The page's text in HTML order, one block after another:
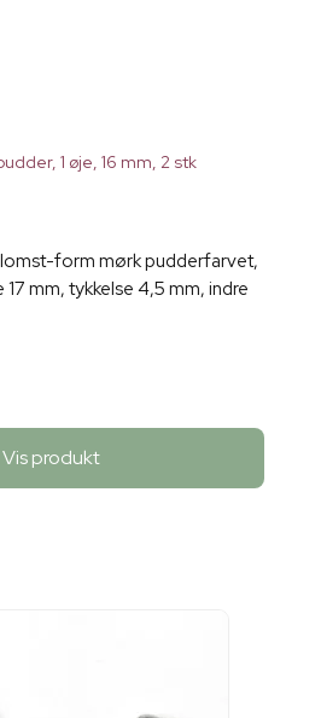
1 øje, 16 mm, 2 stk
form mørk pudderfarvet,
mm, tykkelse 4,5 mm, indre
Vis produkt